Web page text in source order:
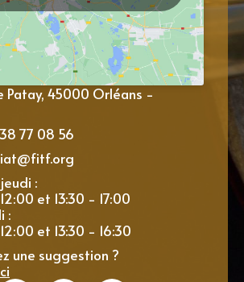
Patay, 45000 Orléans -
77 08 56
:
et 13:30 - 17:00
:
et 13:30 - 16:30
une suggestion ?